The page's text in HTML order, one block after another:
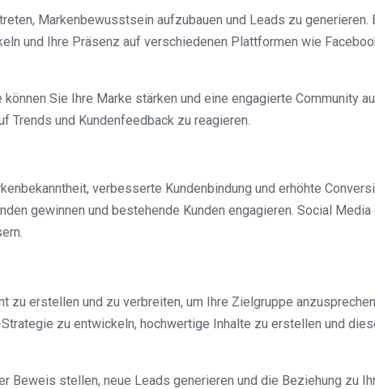
Markenbewusstsein aufzubauen und Leads zu generieren.
und Ihre Präsenz auf verschiedenen Plattformen wie
Sie Ihre Marke stärken und eine engagierte Community
Trends und Kundenfeedback zu reagieren.
verbesserte Kundenbindung und erhöhte
gewinnen und bestehende Kunden engagieren. Social
erstellen und zu verbreiten, um Ihre Zielgruppe
zu entwickeln, hochwertige Inhalte zu erstellen und
stellen, neue Leads generieren und die Beziehung zu